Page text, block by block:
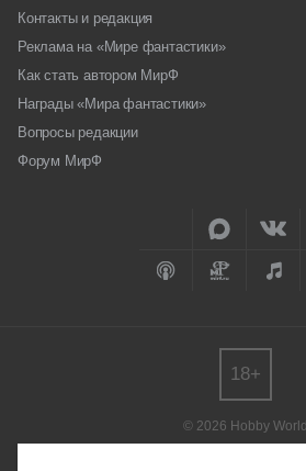
Контакты и редакция
Реклама на «Мире фантастики»
Как стать автором МирФ
Награды «Мира фантастики»
Вопросы редакции
Форум МирФ
© 2026 Hobby World
18+